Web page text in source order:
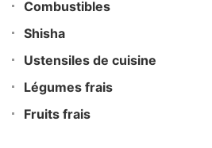
Combustibles
Shisha
Ustensiles de cuisine
Légumes frais
Fruits frais